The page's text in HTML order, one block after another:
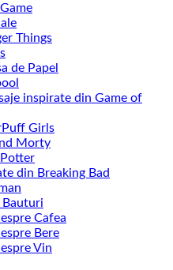
Things
de Papel
inspirate din Game of
Girls
Morty
din Breaking Bad
Bauturi
Cafea
Bere
Vin